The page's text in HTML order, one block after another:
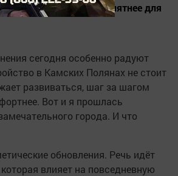
удобнее и приятнее для
сегодня особенно радуют
в Камских Полянах не стоит
развиваться, шаг за шагом
Вот и я прошлась
города. И что
обновления. Речь идёт
влияет на повседневную